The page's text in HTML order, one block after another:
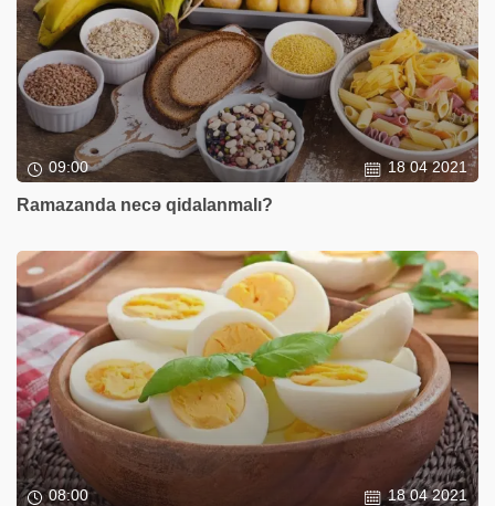
09:00 18 04 2021
Ramazanda necə qidalanmalı?
08:00 18 04 2021